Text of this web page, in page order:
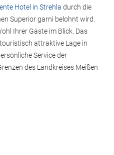
Hotel in Strehla durch die
Superior garni belohnt wird.
Ihrer Gäste im Blick. Das
attraktive Lage in
Service der
des Landkreises Meißen